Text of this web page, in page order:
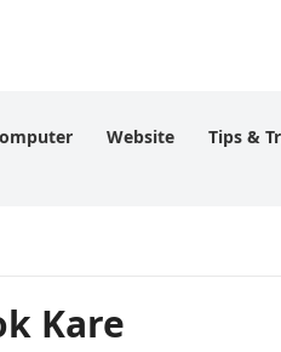
Website Tips &
Kare